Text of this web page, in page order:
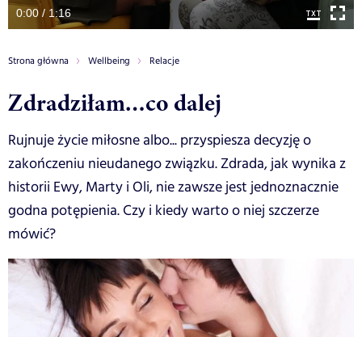
0:00 / 1:16
Strona główna Wellbeing Relacje
Zdradziłam…co dalej
Rujnuje życie miłosne albo... przyspiesza decyzję o
zakończeniu nieudanego związku. Zdrada, jak wynika z
historii Ewy, Marty i Oli, nie zawsze jest jednoznacznie
godna potępienia. Czy i kiedy warto o niej szczerze
mówić?